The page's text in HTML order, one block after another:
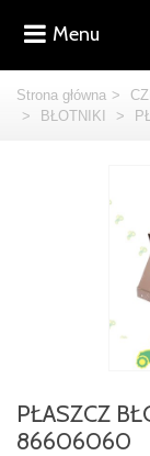
Menu
Strona główna >
>
BŁOTNIKI >
PŁASZCZ
86606060